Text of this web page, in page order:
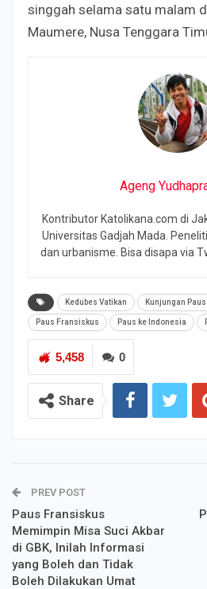
singgah selama satu malam
Maumere, Nusa Tenggara
Ageng
Kontributor Katolikana.com di
Universitas Gadjah Mada.
dan urbanisme. Bisa disapa via
Kedubes Vatikan Kunjungan
Paus Fransiskus Paus ke Indonesia
0
5,458
Share
PREV POST
Paus Fransiskus
Memimpin Misa Suci Akbar
di GBK, Inilah Informasi
yang Boleh dan Tidak
Boleh Dilakukan Umat